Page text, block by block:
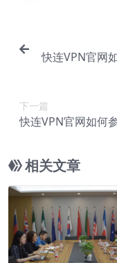
快连VPN官网
下一篇
快连VPN官网如何
相关文章